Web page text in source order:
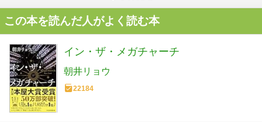
この本を読んだ人がよく読む本
イン・ザ・メガチャーチ
朝井リョウ
22184